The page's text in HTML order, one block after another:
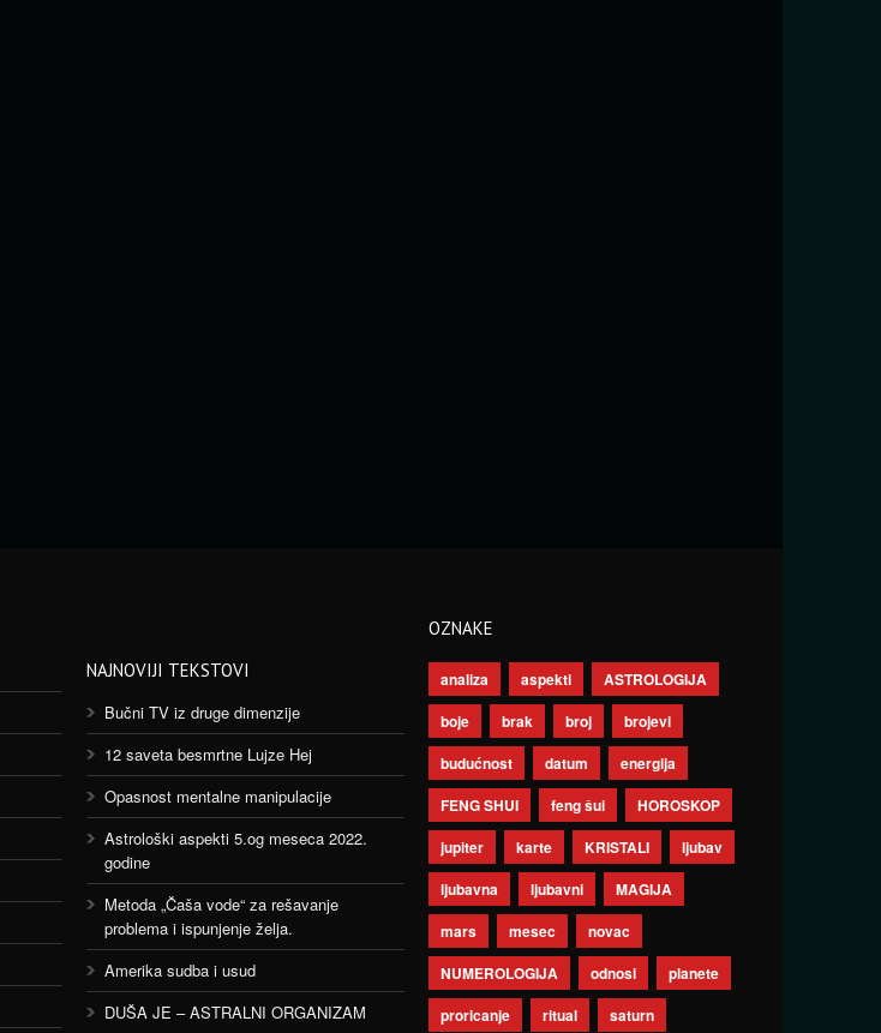
NAJNOVIJI TEKSTOVI
Bučni TV iz druge dimenzije
12 saveta besmrtne Lujze Hej
Opasnost mentalne manipulacije
Astrološki aspekti 5.og meseca 2022.
godine
Metoda „Čaša vode“ za rešavanje
problema i ispunjenje želja.
Amerika sudba i usud
DUŠA JE – ASTRALNI ORGANIZAM
OZNAKE
analiza aspekti
ASTROLOGIJA
boje
brak broj
brojevi
budućnost
datum
energija
FENG SHUI
feng šui
HOROSKOP
jupiter
karte KRISTALI
ljubav
ljubavna
ljubavni
MAGIJA
mars
mesec
novac
NUMEROLOGIJA
odnosi
planete
proricanje
ritual saturn